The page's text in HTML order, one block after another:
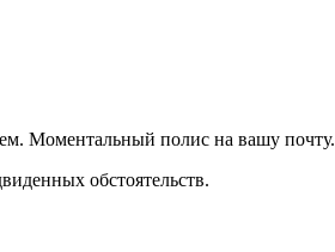
Моментальный полис на вашу почту.
обстоятельств.